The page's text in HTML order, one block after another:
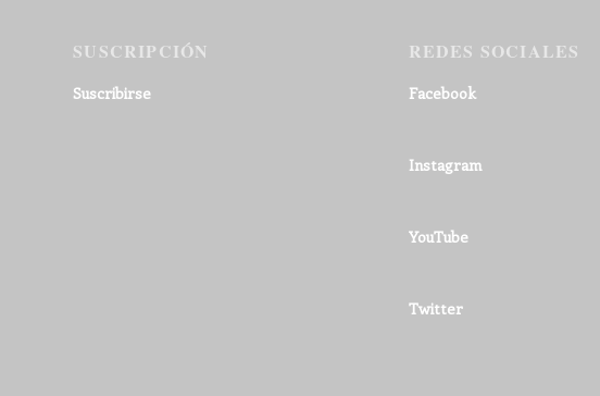
SUSCRIPCIÓN
Suscribirse
REDES SOCIALES
Facebook
Instagram
YouTube
Twitter